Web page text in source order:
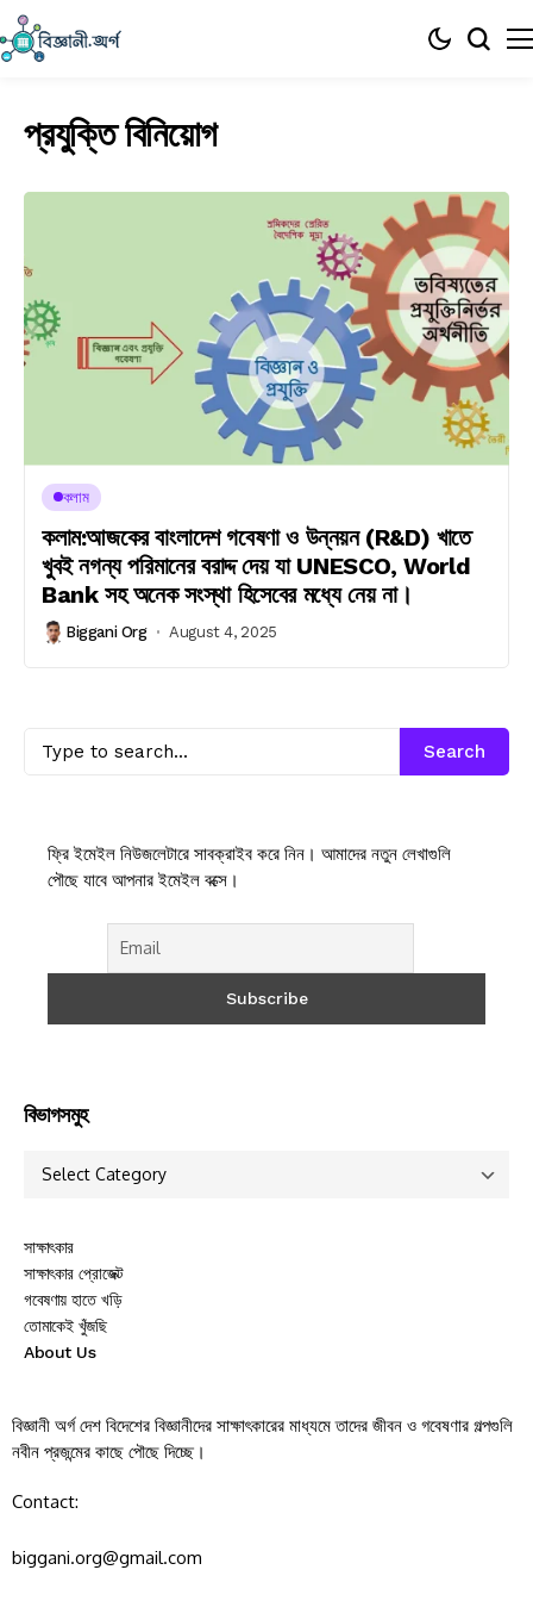
প্রযুক্তি বিনিয়োগ
কলাম
কলাম:আজকের বাংলাদেশ গবেষণা ও উন্নয়ন (R&D) খাতে
খুবই নগন্য পরিমানের বরাদ্দ দেয় যা UNESCO, World
Bank সহ অনেক সংস্থা হিসেবের মধ্যে নেয় না।
Biggani Org August 4, 2025
Search
ফ্রি ইমেইল নিউজলেটারে সাবক্রাইব করে নিন। আমাদের নতুন লেখাগুলি
পৌছে যাবে আপনার ইমেইল বক্সে।
বিভাগসমুহ
সাক্ষাৎকার
সাক্ষাৎকার প্রোজেক্ট
গবেষণায় হাতে খড়ি
তোমাকেই খুঁজছি
About Us
বিজ্ঞানী অর্গ দেশ বিদেশের বিজ্ঞানীদের সাক্ষাৎকারের মাধ্যমে তাদের জীবন ও গবেষণার গল্পগুলি
নবীন প্রজন্মের কাছে পৌছে দিচ্ছে।
Contact:
biggani.org@gmail.com